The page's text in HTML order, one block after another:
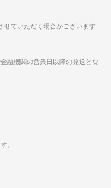
せていただく場合がございます
融機関の営業日以降の発送とな
。